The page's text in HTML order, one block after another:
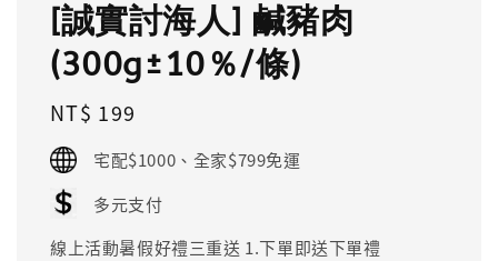
[誠實討海人] 鹹豬肉
(300g±10％/條)
Regular
price
NT$ 199
宅配$1000、全家$799免運
多元支付
線上活動暑假好禮三重送 1.下單即送下單禮